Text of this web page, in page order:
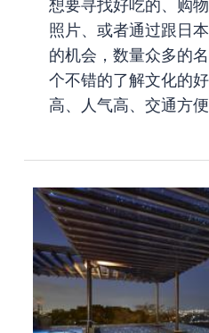
想要寻找好吃的、购
照片、或者通过跟日
的机会，数量众多的
个不错的了解文化的
高、人气高、交通方